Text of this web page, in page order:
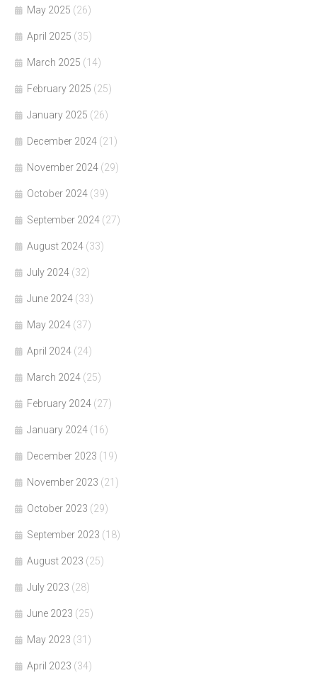
May 2025 (26)
April 2025 (35)
March 2025 (14)
February 2025 (25)
January 2025 (26)
December 2024 (21)
November 2024 (29)
October 2024 (39)
September 2024 (27)
August 2024 (33)
July 2024 (32)
June 2024 (33)
May 2024 (37)
April 2024 (24)
March 2024 (25)
February 2024 (27)
January 2024 (16)
December 2023 (19)
November 2023 (21)
October 2023 (29)
September 2023 (18)
August 2023 (25)
July 2023 (28)
June 2023 (25)
May 2023 (31)
April 2023 (34)